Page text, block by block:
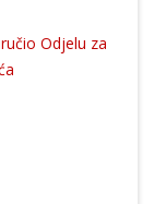
Odjelu za